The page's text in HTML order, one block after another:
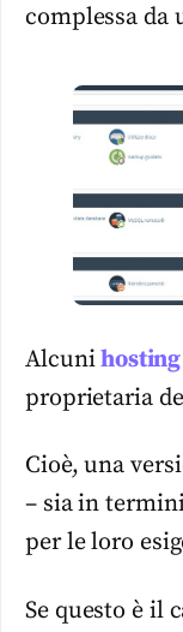
complessa da
Alcunihosting
proprietaria
Cioè, una
– sia in
per le loro
Se questo è il